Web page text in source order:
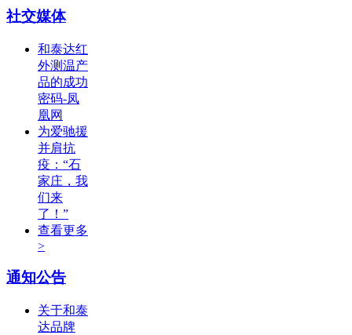
社交媒体
和泰达红
外测温产
品的成功
密码-凤
凰网
为爱驰援
并肩抗
疫：“石
家庄，我
们来
了！”
查看更多
>
通知公告
关于和泰
达品牌